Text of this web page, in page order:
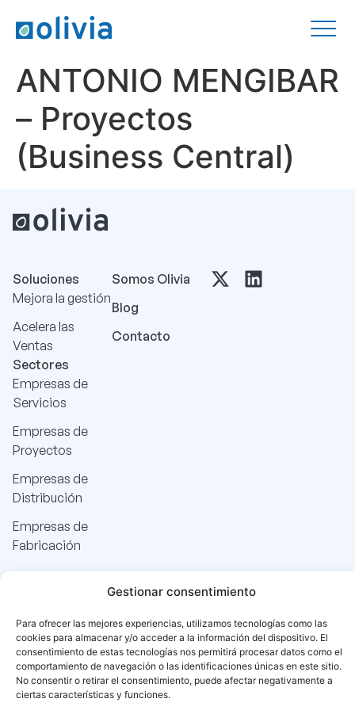
Gestionar consentimiento
Para ofrecer las mejores experiencias, utilizamos tecnologías como las
cookies para almacenar y/o acceder a la información del dispositivo. El
consentimiento de estas tecnologías nos permitirá procesar datos como el
comportamiento de navegación o las identificaciones únicas en este sitio.
No consentir o retirar el consentimiento, puede afectar negativamente a
ciertas características y funciones.
ANTONIO MENGIBAR
– Proyectos
(Business Central)
Soluciones
Mejora la gestión
Acelera las
Ventas
Sectores
Empresas de
Servicios
Empresas de
Proyectos
Empresas de
Distribución
Empresas de
Fabricación
Somos Olivia
Blog
Contacto
Copyright © Olivia 2025. Tots els
drets reservats.
Política de
Avís